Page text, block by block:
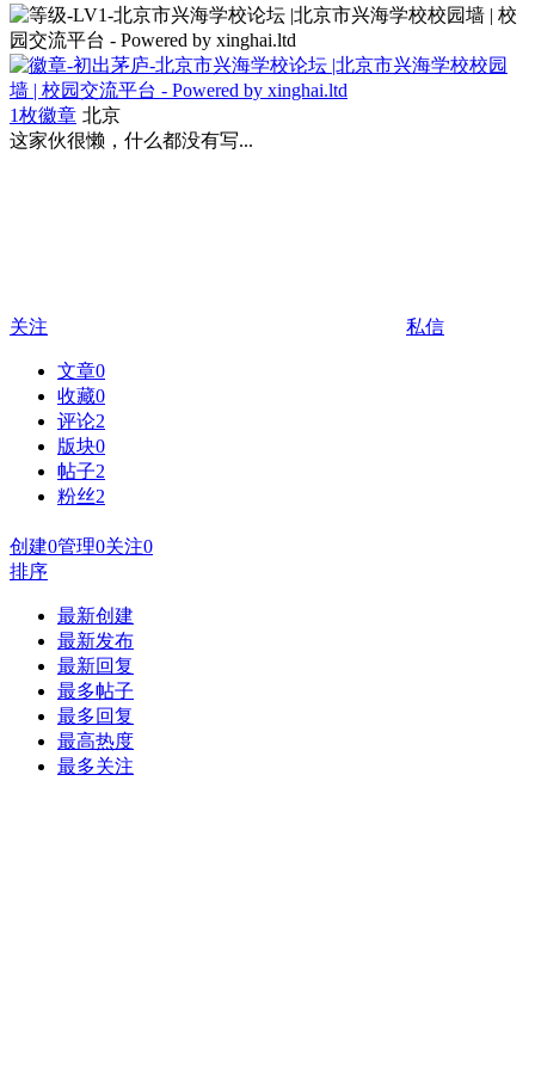
1枚徽章 北京
这家伙很懒，什么都没有写...
关注 私信
文章0
收藏0
评论2
版块0
帖子2
粉丝2
创建0管理0关注0
排序
最新创建
最新发布
最新回复
最多帖子
最多回复
最高热度
最多关注